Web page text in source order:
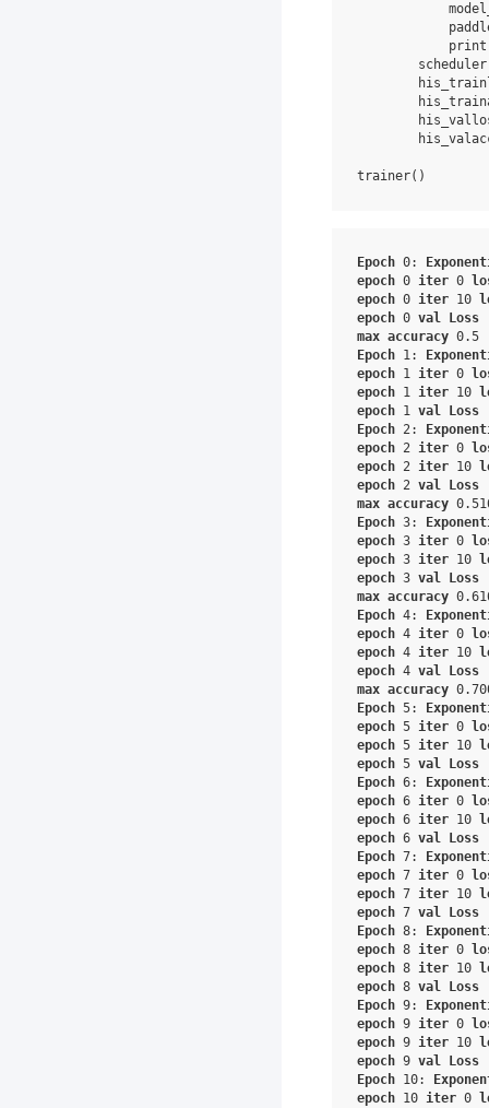
print
scheduler
trainer()
Epoch 0:
epoch 0 iter 0
epoch 0 iter 10
epoch 0 val Loss
max accuracy 0.5
Epoch 1:
epoch 1 iter 0
epoch 1 iter 10
epoch 1 val Loss
Epoch 2:
epoch 2 iter 0
epoch 2 iter 10
epoch 2 val Loss
max accuracy 0
Epoch 3:
epoch 3 iter 0
epoch 3 iter 10
epoch 3 val Loss
max accuracy 0
Epoch 4:
epoch 4 iter 0
epoch 4 iter 10
epoch 4 val Loss
max accuracy 0
Epoch 5:
epoch 5 iter 0
epoch 5 iter 10
epoch 5 val Loss
Epoch 6:
epoch 6 iter 0
epoch 6 iter 10
epoch 6 val Loss
Epoch 7:
epoch 7 iter 0
epoch 7 iter 10
epoch 7 val Loss
Epoch 8:
epoch 8 iter 0
epoch 8 iter 10
epoch 8 val Loss
Epoch 9:
epoch 9 iter 0
epoch 9 iter 10
epoch 9 val Loss
Epoch 10:
epoch 10 iter 0